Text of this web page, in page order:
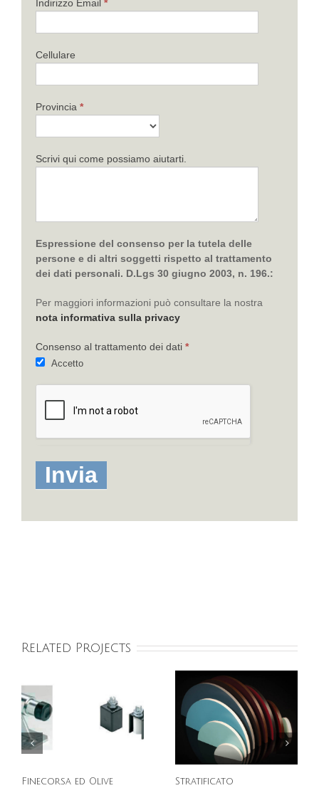
Indirizzo Email *
Cellulare
Provincia *
Scrivi qui come possiamo aiutarti.
Espressione del consenso per la tutela delle
persone e di altri soggetti rispetto al trattamento
dei dati personali. D.Lgs 30 giugno 2003, n. 196.:
Per maggiori informazioni può consultare la nostra
nota informativa sulla privacy
Consenso al trattamento dei dati *
Accetto
Related Projects
Finecorsa ed Olive Stratificato